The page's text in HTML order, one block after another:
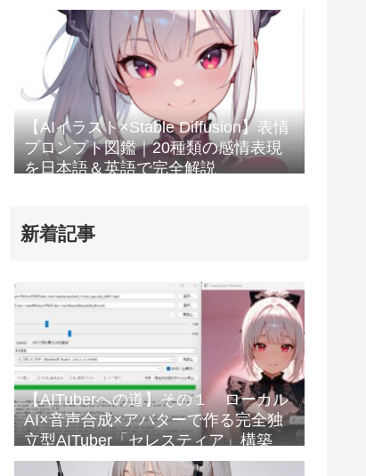
Coupleを使ってみたのじゃ💖
【AIイラスト×Stable Diffusion】表情
プロンプト図鑑｜20種類の感情表現
を日本語＆英語で完全解説
新着記事
【AITuberへの道】その１ ローカル
AI×音声合成×アバターで作る完全独
立型AITuber「セレスティア」構築